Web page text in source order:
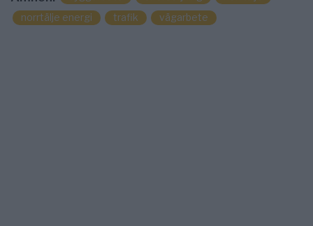
norrtälje energi
trafik vägarbete